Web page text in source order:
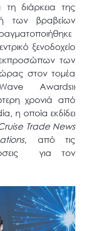
διάρκεια της
των βραβείων
ξενοδοχείο
των
στον τομέα
Awards»
χρονιά από
η οποία εκδίδει
Trade News
, από τις
για τον